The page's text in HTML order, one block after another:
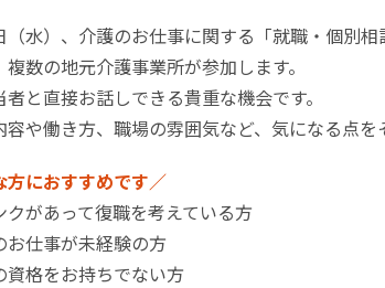
（水）、介護のお仕事に関する「就職・個別相
複数の地元介護事業所が参加します。
と直接お話しできる貴重な機会です。
容や働き方、職場の雰囲気など、気になる点を
方におすすめです／
クがあって復職を考えている方
お仕事が未経験の方
資格をお持ちでない方